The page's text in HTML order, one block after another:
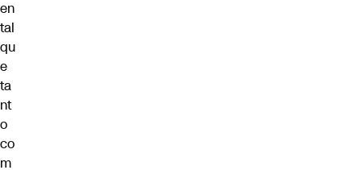
en
tal
qu
e
ta
nt
o
co
m